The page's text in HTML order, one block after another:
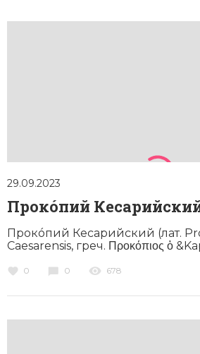
29.09.2023
Прокóпий
Прокóпий Кесарийский (лат.
Caesarensis, греч. Προκόπιος ὁ
0 0 678